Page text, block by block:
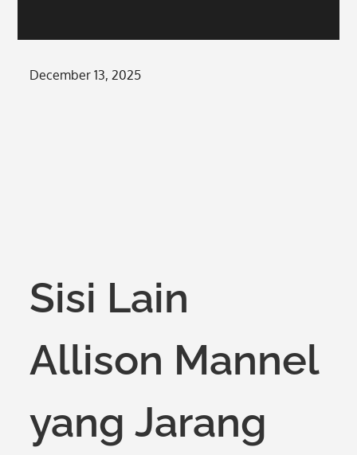
Posted
December 13, 2025
Sisi Lain
Allison Mannel
yang Jarang